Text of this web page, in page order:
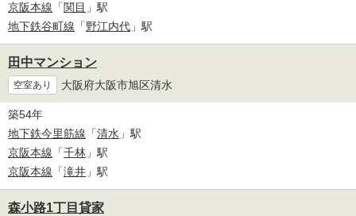
京阪本線 「関目 」駅
地下鉄谷町線 「野江内代 」駅
田中マンション
空室あり 大阪府大阪市旭区清水
築54年
地下鉄今里筋線 「清水 」駅
京阪本線 「千林 」駅
京阪本線 「滝井 」駅
森小路1丁目貸家